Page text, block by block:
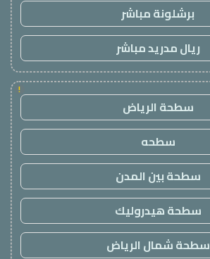
برشلونة مباشر
ريال مدريد مباشر
!
سطحة الرياض
سطحه
سطحة بين المدن
سطحة هيدروليك
سطحة شمال الرياض